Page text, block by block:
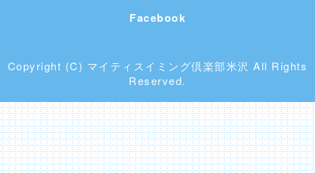
Facebook
Copyright (C) マイティスイミング倶楽部米沢 All Rights
Reserved.